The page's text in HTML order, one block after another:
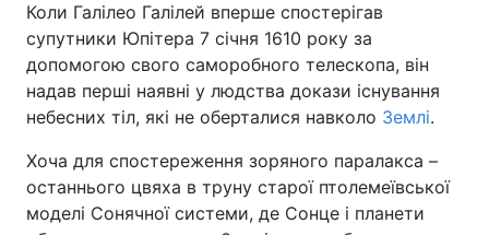
Коли Галілео Галілей вперше спостерігав
супутники Юпітера 7 січня 1610 року за
допомогою свого саморобного телескопа, він
надав перші наявні у людства докази існування
небесних тіл, які не оберталися навколо Землі.
Хоча для спостереження зоряного паралакса –
останнього цвяха в труну старої птолемеївської
моделі Сонячної системи, де Сонце і планети